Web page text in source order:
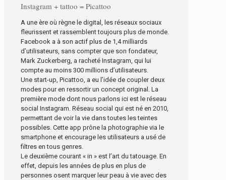
Instagram + tattoo = Picattoo
A une ère où règne le digital, les réseaux sociaux
fleurissent et rassemblent toujours plus de monde.
Facebook a à son actif plus de 1,4 milliards
d’utilisateurs, sans compter que son fondateur,
Mark Zuckerberg, a racheté Instagram, qui lui
compte au moins 300 millions d’utilisateurs.
Une start-up, Picattoo, a eu l’idée de coupler deux
modes pour en ressortir un concept original. La
première mode dont nous parlons ici est le réseau
social Instagram. Réseau social qui est né en 2010,
permettant de voir la vie dans toutes les teintes
possibles. Cette app prône la photographie via le
smartphone et encourage les utilisateurs a usé de
filtres en tous genres.
Le deuxième courant « in » est l’art du tatouage. En
effet, depuis les années de plus en plus de
personnes osent marquer leur peau à vie avec des